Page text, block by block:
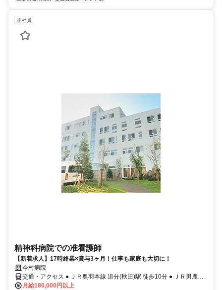
正社員
精神科病院での准看護師
【新着求人】17時終業×賞与3ヶ月！仕事も家庭も大切に！
今村病院
交通・アクセス ● ＪＲ奥羽本線 追分(秋田)駅 徒歩10分 ● ＪＲ男鹿線
追分(秋田)駅 徒歩10分
月給180,000円以上